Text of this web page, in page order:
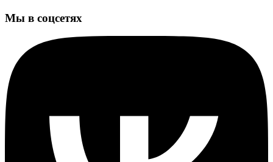
Мы в соцсетях